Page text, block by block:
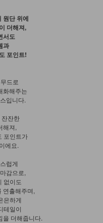
원단 위에
더해져,
서도
과
포인트!
드로
화해주는
입니다.
잔한
해져,
포인트가
에요.
럽게
감으로,
없이도
연출해주며,
은하게
테일이
을 더해줍니다.